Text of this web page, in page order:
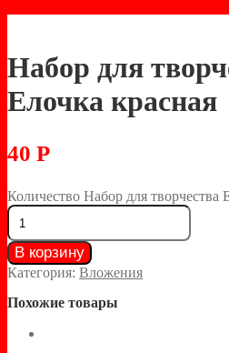
Набор для
Елочка красная
40 Р
Количество Набор для творчества
В корзину
Категория: Вложения
Похожие товары